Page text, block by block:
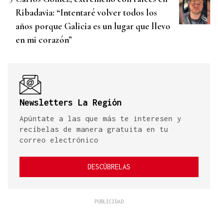
Ribadavia: “Intentaré volver todos los
años porque Galicia es un lugar que llevo
en mi corazón”
Newsletters La Región
Apúntate a las que más te interesen y
recíbelas de manera gratuita en tu
correo electrónico
DESCÚBRELAS